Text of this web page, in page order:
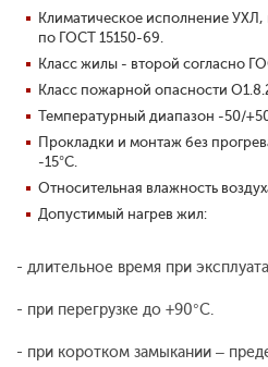
Климатическое исполнение
по ГОСТ 15150-69.
Класс жилы - второй согласно
Класс пожарной опасности
Температурный диапазон -50/
Прокладки и монтаж без
-15°С.
Относительная влажность
Допустимый нагрев жил:
- длительное время при
- при перегрузке до +90°С.
- при коротком замыкании –